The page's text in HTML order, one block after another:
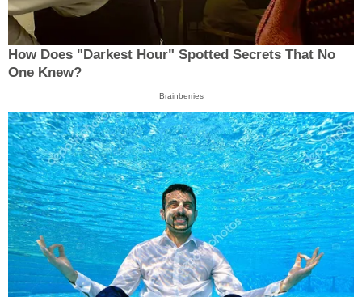
How Does "Darkest Hour" Spotted Secrets That No
One Knew?
Brainberries